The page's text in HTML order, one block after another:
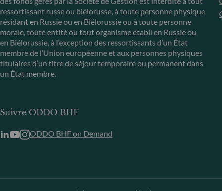
ressortissant russe ou biélorusse, à toute personne physique
résidant en Russie ou en Biélorussie ou à toute personne
morale, toute entité ou tout organisme établi en Russie ou
en Biélorussie, à l’exception des ressortissants d’un État
membre de l’Union européenne et aux personnes physiques
titulaires d’un titre de séjour temporaire ou permanent dans
un État membre.
Suivre ODDO BHF
ODDO BHF on Demand